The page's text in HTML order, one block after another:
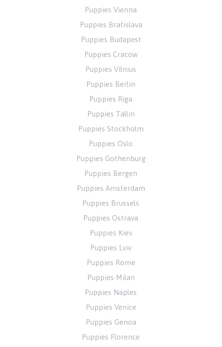
Puppies Vienna
Puppies Bratislava
Puppies Budapest
Puppies Cracow
Puppies Vilnius
Puppies Berlin
Puppies Riga
Puppies Tallin
Puppies Stockholm
Puppies Oslo
Puppies Gothenburg
Puppies Bergen
Puppies Amsterdam
Puppies Brussels
Puppies Ostrava
Puppies Kiev
Puppies Lviv
Puppies Rome
Puppies Milan
Puppies Naples
Puppies Venice
Puppies Genoa
Puppies Florence